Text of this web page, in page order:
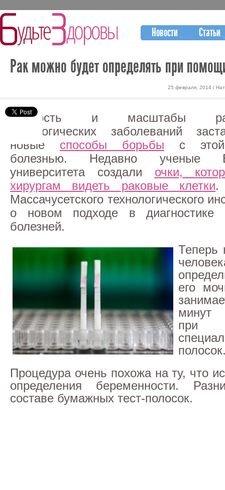
Новости Статьи
Рак можно будет определять при
25 февраля, 2014 /
Скорость и масштабы
онкологических заболеваний
новые способы борьбы с этой
болезнью. Недавно ученые
университета создали очки,
хирургам видеть раковые клетки.
Массачусетского технологического
о новом подходе в диагностике
болезней.
Теперь
его
минут
при
Процедура очень похожа на ту, что
определения беременности.
составе бумажных тест-полосок.